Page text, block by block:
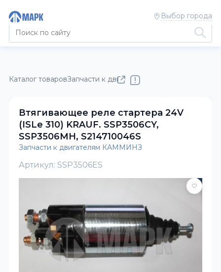
Выбор города
Каталог товаровЗапчасти к двигателям КАММИНЗ
Втягивающее реле стартера 24V
(ISLe 310) KRAUF. SSP3506CY,
SSP3506MH, S214710046S
Запчасти к двигателям КАММИНЗ
Артикул: SSP3506ES